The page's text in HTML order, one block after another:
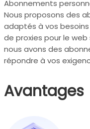
Abonnements
Nous proposons des
adaptés à vos
de proxies pour le web
nous avons des
répondre à vos
Avantages